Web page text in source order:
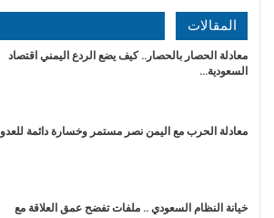
المقالات
معادلة الحصار بالحصار.. كيف يضع الردع اليمني اقتصاد
السعودية…
​معادلة الحرب مع اليمن نصر مستمر وخسارة دائمة للعدو
خيانة النظام السعودي .. ملفات تفضح عمق العلاقة مع